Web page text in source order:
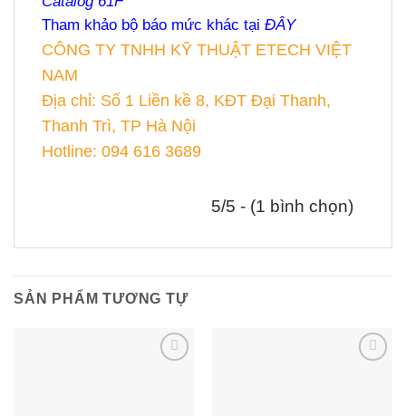
Tham khảo bộ báo mức khác tại ĐÂY
CÔNG TY TNHH KỸ THUẬT ETECH VIỆT
NAM
Địa chỉ: Số 1 Liền kề 8, KĐT Đại Thanh,
Thanh Trì, TP Hà Nội
Hotline: 094 616 3689
5/5 - (1 bình chọn)
SẢN PHẨM TƯƠNG TỰ